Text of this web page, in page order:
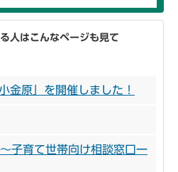
人はこんなページも見て
金原」を開催しました！
子育て世帯向け相談窓口一